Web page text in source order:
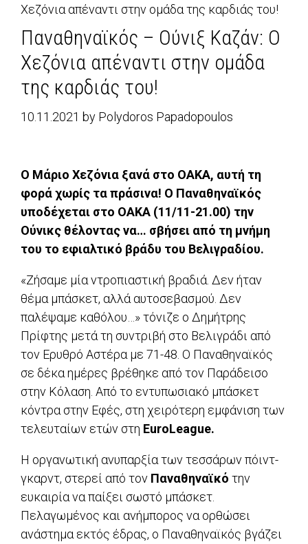
Χεζόνια απέναντι στην ομάδα της καρδιάς του!
Παναθηναϊκός – Ούνιξ Καζάν: Ο
Χεζόνια απέναντι στην ομάδα
της καρδιάς του!
10.11.2021 by Polydoros Papadopoulos
Ο Μάριο Χεζόνια ξανά στο ΟΑΚΑ, αυτή τη
φορά χωρίς τα πράσινα! Ο Παναθηναϊκός
υποδέχεται στο ΟΑΚΑ (11/11-21.00) την
Ούνικς θέλοντας να… σβήσει από τη μνήμη
του το εφιαλτικό βράδυ του Βελιγραδίου.
«Ζήσαμε μία ντροπιαστική βραδιά. Δεν ήταν
θέμα μπάσκετ, αλλά αυτοσεβασμού. Δεν
παλέψαμε καθόλου…» τόνιζε ο Δημήτρης
Πρίφτης μετά τη συντριβή στο Βελιγράδι από
τον Ερυθρό Αστέρα με 71-48. Ο Παναθηναϊκός
σε δέκα ημέρες βρέθηκε από τον Παράδεισο
στην Κόλαση. Από το εντυπωσιακό μπάσκετ
κόντρα στην Εφές, στη χειρότερη εμφάνιση των
τελευταίων ετών στη EuroLeague.
Η οργανωτική ανυπαρξία των τεσσάρων πόιντ-
γκαρντ, στερεί από τον Παναθηναϊκό την
ευκαιρία να παίξει σωστό μπάσκετ.
Πελαγωμένος και ανήμπορος να ορθώσει
ανάστημα εκτός έδρας, ο Παναθηναϊκός βγάζει